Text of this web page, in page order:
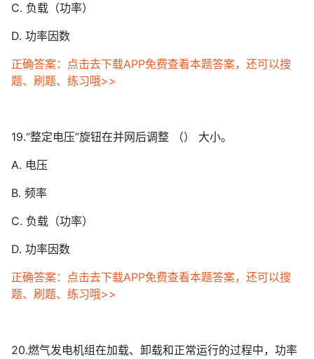
C. 负载（功率）
D. 功率因数
正确答案：点击去下载APP免费查看本题答案，还可以搜
题、刷题、练习哦>>
19.“整定电压”旋钮在并网后调整 （） 大小。
A. 电压
B. 频率
C. 负载（功率）
D. 功率因数
正确答案：点击去下载APP免费查看本题答案，还可以搜
题、刷题、练习哦>>
20.燃气发电机组在加载、卸载和正常运行的过程中，功率